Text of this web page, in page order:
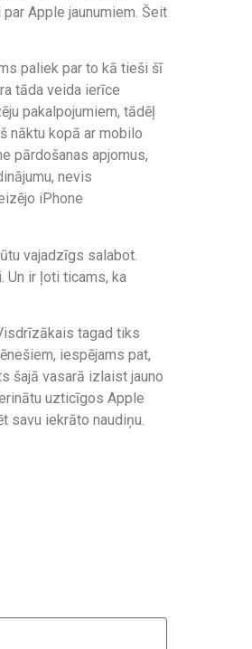
Apple jaunumiem. Šeit
paliek par to kā tieši šī
tāda veida ierīce
pakalpojumiem, tādēļ
nāktu kopā ar mobilo
pārdošanas apjomus,
nevis
iPhone
vajadzīgs salabot.
Un ir ļoti ticams, ka
tagad tiks
iespējams pat,
šajā vasarā izlaist jauno
uzticīgos Apple
savu iekrāto naudiņu.